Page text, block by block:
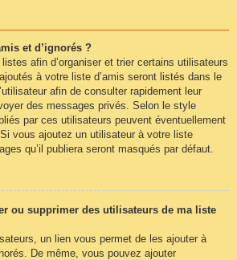
et d’ignorés ?
afin d’organiser et trier certains utilisateurs
à votre liste d’amis seront listés dans le
afin de consulter rapidement leur
des messages privés. Selon le style
par ces utilisateurs peuvent éventuellement
vous ajoutez un utilisateur à votre liste
qu’il publiera seront masqués par défaut.
ou supprimer des utilisateurs de ma liste
un lien vous permet de les ajouter à
De même, vous pouvez ajouter